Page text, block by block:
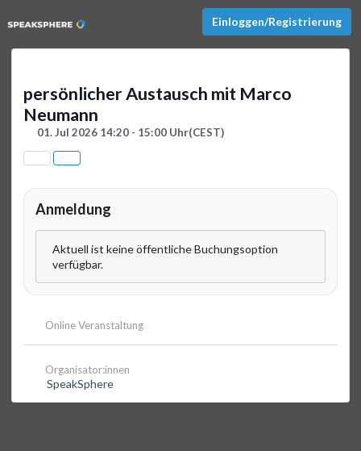
Einloggen/Registrierung
persönlicher Austausch mit Marco
Neumann
01. Jul 2026 14:20 - 15:00 Uhr(CEST)
Anmeldung
Aktuell ist keine öffentliche Buchungsoption
verfügbar.
Online Veranstaltung
Organisator:innen
SpeakSphere